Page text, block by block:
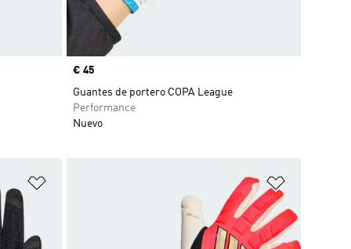
Precio
€ 45
Guantes de portero COPA League
Performance
Nuevo